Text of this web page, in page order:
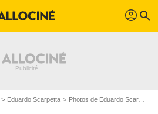
profil search
Eduardo Scarpetta Photos de Eduardo Scarpetta